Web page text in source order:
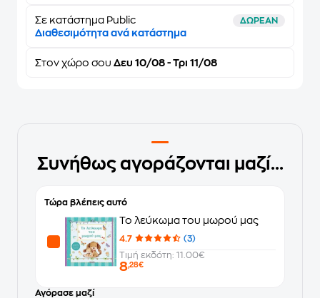
Σε κατάστημα Public ΔΩΡΕΑΝ
Διαθεσιμότητα ανά κατάστημα
Στον χώρο σου Δευ 10/08 - Τρι 11/08
Συνήθως αγοράζονται μαζί...
Τώρα βλέπεις αυτό
Το λεύκωμα του μωρού μας
4.7
(3)
Τιμή εκδότη: 11.00€
8,28€
Αγόρασε μαζί